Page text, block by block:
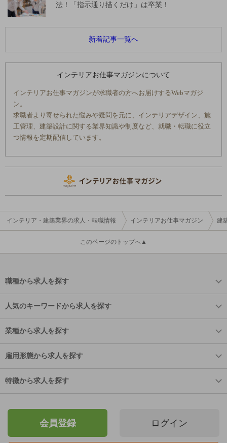
法！「指示通り描くだけ」は卒業！
新着記事一覧へ
インテリアお仕事マガジンについて
インテリアお仕事マガジンが求職者の方へお届けするWebマガジ
ン。
求職者より寄せられた悩みや疑問を元に、インテリアデザイン、施
工管理、建築設計に関する業界知識や制度など、就職・転職に役立
つ情報を定期配信しています。
インテリア・建築業界の求人・転職情報 インテリアお仕事マガジン 建
このページのトップへ▲
職種から求人を探す
人気のキーワードから求人を探す
業種から求人を探す
雇用形態から求人を探す
特徴から求人を探す
会員登録 ログイン